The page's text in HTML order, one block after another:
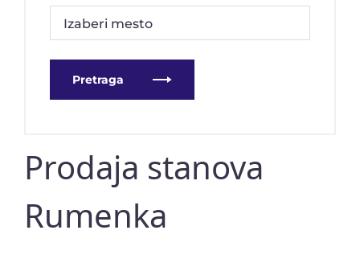
Izaberi mesto
Pretraga
Prodaja stanova
Rumenka